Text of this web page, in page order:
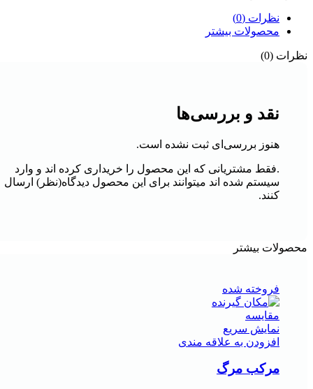
نظرات (0)
محصولات بیشتر
نظرات (0)
نقد و بررسی‌ها
هنوز بررسی‌ای ثبت نشده است.
.فقط مشتریانی که این محصول را خریداری کرده اند و وارد
سیستم شده اند میتوانند برای این محصول دیدگاه(نظر) ارسال
کنند.
محصولات بیشتر
فروخته شده
مقايسه
نمایش سریع
افزودن به علاقه مندی
مرکب مرگ